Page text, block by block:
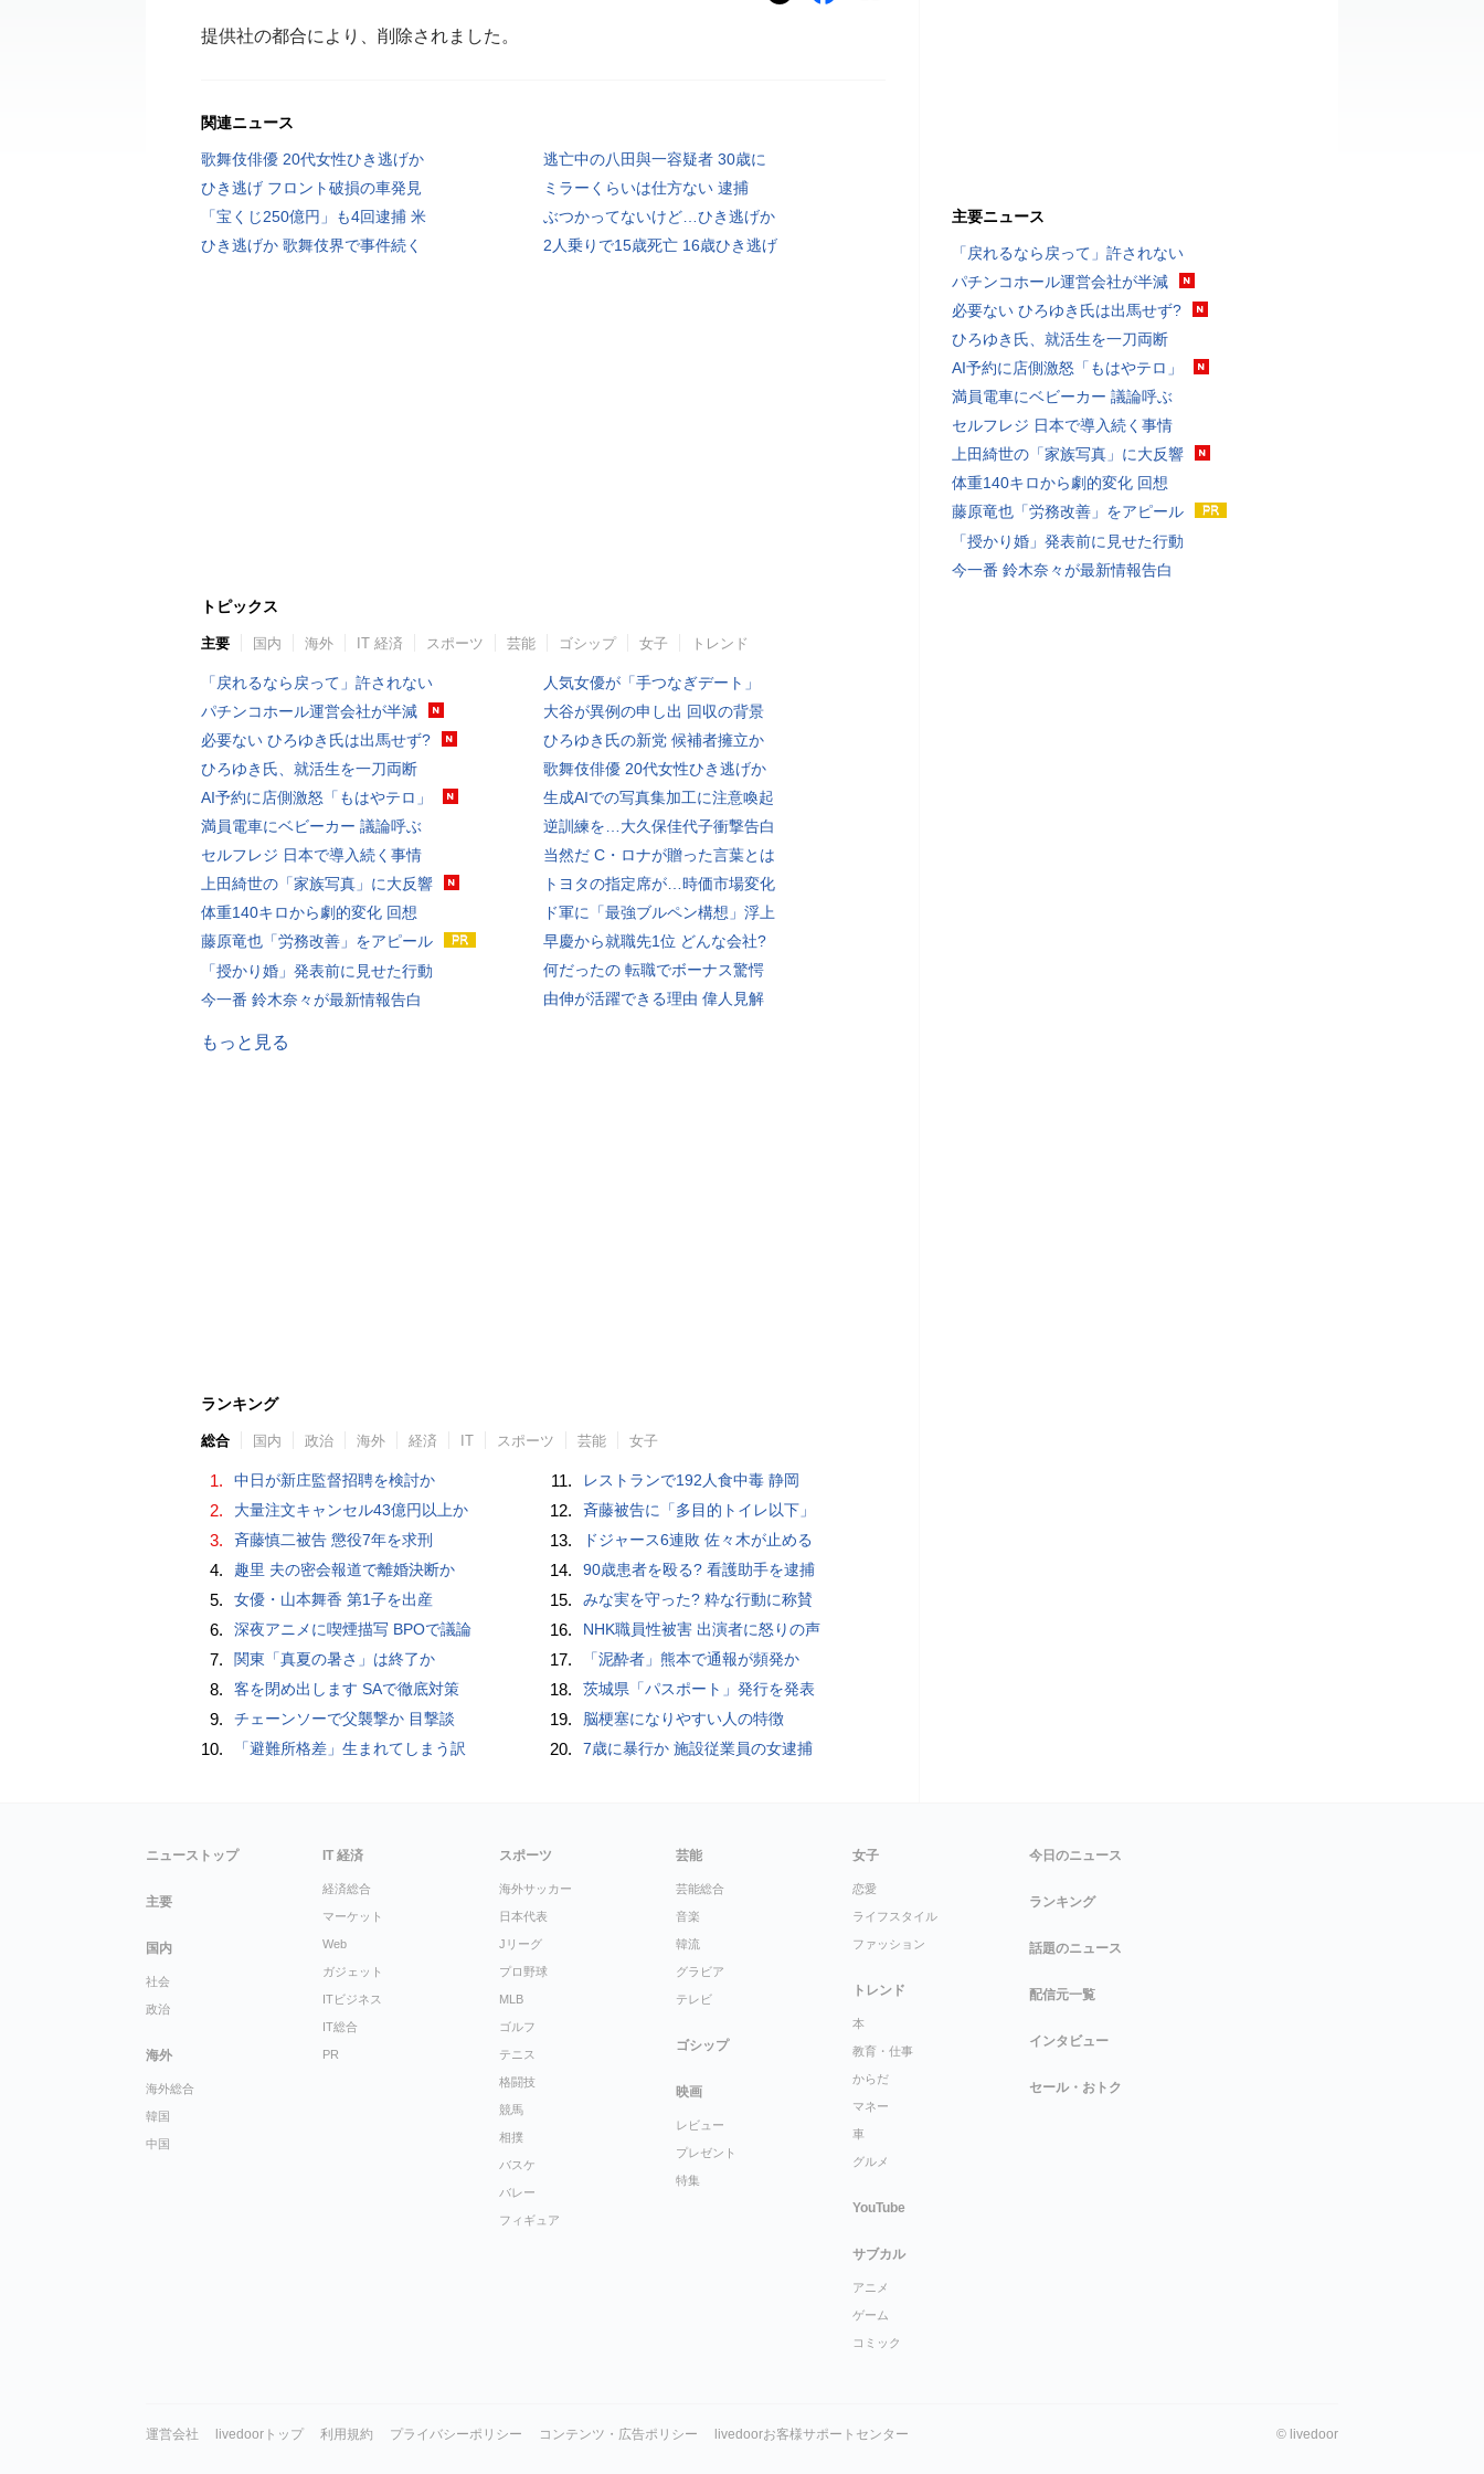
提供社の都合により、削除されました。
関連ニュース
歌舞伎俳優 20代女性ひき逃げか
逃亡中の八田與一容疑者 30歳に
ひき逃げ フロント破損の車発見
ミラーくらいは仕方ない 逮捕
「宝くじ250億円」も4回逮捕 米
ぶつかってないけど…ひき逃げか
ひき逃げか 歌舞伎界で事件続く
2人乗りで15歳死亡 16歳ひき逃げ
トピックス
主要 国内 海外 IT 経済 スポーツ 芸能 ゴシップ 女子 トレンド
「戻れるなら戻って」許されない
パチンコホール運営会社が半減
必要ない ひろゆき氏は出馬せず?
ひろゆき氏、就活生を一刀両断
AI予約に店側激怒「もはやテロ」
満員電車にベビーカー 議論呼ぶ
セルフレジ 日本で導入続く事情
上田綺世の「家族写真」に大反響
体重140キロから劇的変化 回想
藤原竜也「労務改善」をアピール
「授かり婚」発表前に見せた行動
今一番 鈴木奈々が最新情報告白
人気女優が「手つなぎデート」
大谷が異例の申し出 回収の背景
ひろゆき氏の新党 候補者擁立か
歌舞伎俳優 20代女性ひき逃げか
生成AIでの写真集加工に注意喚起
逆訓練を…大久保佳代子衝撃告白
当然だ C・ロナが贈った言葉とは
トヨタの指定席が…時価市場変化
ド軍に「最強ブルペン構想」浮上
早慶から就職先1位 どんな会社?
何だったの 転職でボーナス驚愕
由伸が活躍できる理由 偉人見解
もっと見る
ランキング
総合 国内 政治 海外 経済 IT スポーツ 芸能 女子
1. 中日が新庄監督招聘を検討か
2. 大量注文キャンセル43億円以上か
3. 斉藤慎二被告 懲役7年を求刑
4. 趣里 夫の密会報道で離婚決断か
5. 女優・山本舞香 第1子を出産
6. 深夜アニメに喫煙描写 BPOで議論
7. 関東「真夏の暑さ」は終了か
8. 客を閉め出します SAで徹底対策
9. チェーンソーで父襲撃か 目撃談
10. 「避難所格差」生まれてしまう訳
11. レストランで192人食中毒 静岡
12. 斉藤被告に「多目的トイレ以下」
13. ドジャース6連敗 佐々木が止める
14. 90歳患者を殴る? 看護助手を逮捕
15. みな実を守った? 粋な行動に称賛
16. NHK職員性被害 出演者に怒りの声
17. 「泥酔者」熊本で通報が頻発か
18. 茨城県「パスポート」発行を発表
19. 脳梗塞になりやすい人の特徴
20. 7歳に暴行か 施設従業員の女逮捕
主要ニュース
「戻れるなら戻って」許されない
パチンコホール運営会社が半減
必要ない ひろゆき氏は出馬せず?
ひろゆき氏、就活生を一刀両断
AI予約に店側激怒「もはやテロ」
満員電車にベビーカー 議論呼ぶ
セルフレジ 日本で導入続く事情
上田綺世の「家族写真」に大反響
体重140キロから劇的変化 回想
藤原竜也「労務改善」をアピール
「授かり婚」発表前に見せた行動
今一番 鈴木奈々が最新情報告白
ニューストップ
主要
国内
社会
政治
海外
海外総合
韓国
中国
IT 経済
経済総合
マーケット
Web
ガジェット
ITビジネス
IT総合
PR
スポーツ
海外サッカー
日本代表
Jリーグ
プロ野球
MLB
ゴルフ
テニス
格闘技
競馬
相撲
バスケ
バレー
フィギュア
芸能
芸能総合
音楽
韓流
グラビア
テレビ
ゴシップ
映画
レビュー
プレゼント
特集
女子
恋愛
ライフスタイル
ファッション
トレンド
本
教育・仕事
からだ
マネー
車
グルメ
YouTube
サブカル
アニメ
ゲーム
コミック
今日のニュース
ランキング
話題のニュース
配信元一覧
インタビュー
セール・おトク
運営会社 livedoorトップ 利用規約 プライバシーポリシー コンテンツ・広告ポリシー livedoorお客様サポートセンター © livedoor